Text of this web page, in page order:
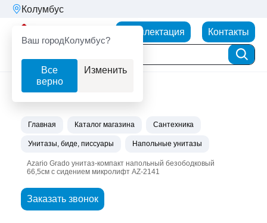
Колумбус
Ваш городКолумбус?
Все
верно
Изменить
Комплектация Контакты
Главная Каталог магазина Сантехника
Унитазы, биде, писсуары Напольные унитазы
Azario Grado унитаз-компакт напольный безободковый
66,5см с сидением микролифт AZ-2141
Заказать звонок